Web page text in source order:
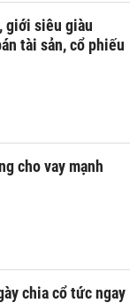
giới siêu giàu
tài sản, cổ phiếu
cho vay mạnh
chia cổ tức ngay